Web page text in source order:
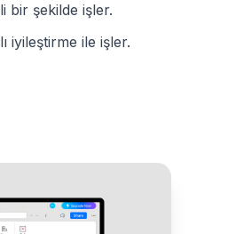
bir şekilde işler.
iyileştirme ile işler.